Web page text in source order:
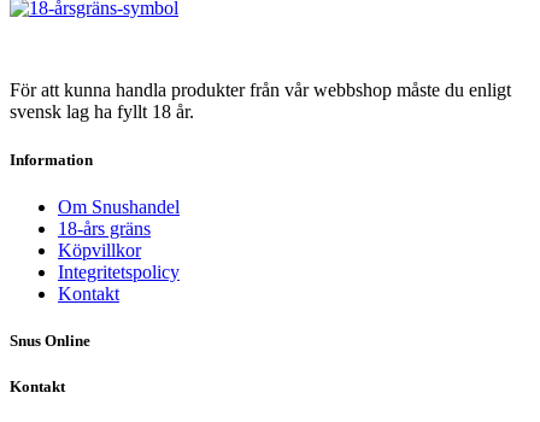
flera
alternativen
kan
För att kunna handla produkter från vår webbshop måste du enligt
svensk lag ha fyllt 18 år.
Information
Om Snushandel
18-års gräns
Köpvillkor
Integritetspolicy
Kontakt
Snus Online
Kontakt